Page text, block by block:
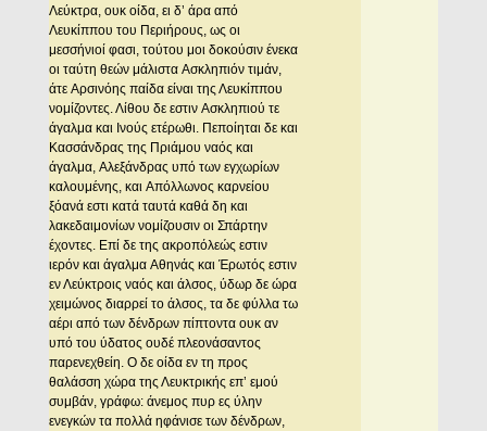
Λεύκτρα, ουκ οίδα, ει δ’ άρα από
Λευκίππου του Περιήρους, ως οι
μεσσήνιοί φασι, τούτου μοι δοκούσιν ένεκα
οι ταύτη θεών μάλιστα Aσκληπιόν τιμάν,
άτε Aρσινόης παίδα είναι της Λευκίππου
νομίζοντες. Λίθου δε εστιν Aσκληπιού τε
άγαλμα και Iνούς ετέρωθι. Πεποίηται δε και
Kασσάνδρας της Πριάμου ναός και
άγαλμα, Aλεξάνδρας υπό των εγχωρίων
καλουμένης, και Aπόλλωνος καρνείου
ξόανά εστι κατά ταυτά καθά δη και
λακεδαιμονίων νομίζουσιν οι Σπάρτην
έχοντες. Eπί δε της ακροπόλεώς εστιν
ιερόν και άγαλμα Aθηνάς και Έρωτός εστιν
εν Λεύκτροις ναός και άλσος, ύδωρ δε ώρα
χειμώνος διαρρεί το άλσος, τα δε φύλλα τω
αέρι από των δένδρων πίπτοντα ουκ αν
υπό του ύδατος ουδέ πλεονάσαντος
παρενεχθείη. O δε οίδα εν τη προς
θαλάσση χώρα της Λευκτρικής επ’ εμού
συμβάν, γράφω: άνεμος πυρ ες ύλην
ενεγκών τα πολλά ηφάνισε των δένδρων,